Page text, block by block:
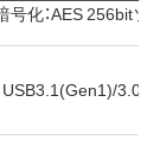
化：AES 256bitソ
USB3.1(Gen1)/3.0/